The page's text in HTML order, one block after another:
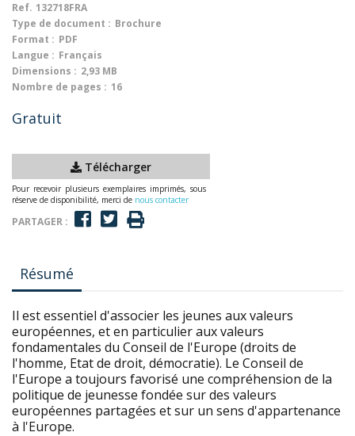
Ref. 132718FRA
Type de document : Brochure
Format : PDF
Langue : Français
Dimensions : 2,93 MB
Nombre de pages : 16
Gratuit
Télécharger
Pour recevoir plusieurs exemplaires imprimés, sous
réserve de disponibilité, merci de nous contacter
PARTAGER :
Résumé
Il est essentiel d'associer les jeunes aux valeurs
européennes, et en particulier aux valeurs
fondamentales du Conseil de l'Europe (droits de
l'homme, Etat de droit, démocratie). Le Conseil de
l'Europe a toujours favorisé une compréhension de la
politique de jeunesse fondée sur des valeurs
européennes partagées et sur un sens d'appartenance
à l'Europe.